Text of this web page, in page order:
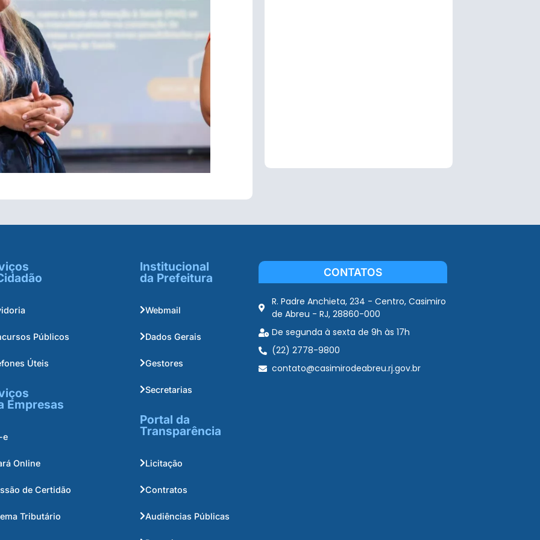
Públicos
Úteis
Empresas
e
Online
de Certidão
Tributário
Institucional
da Prefeitura
Webmail
Dados Gerais
Gestores
Secretarias
Portal da
Transparência
Licitação
Contratos
Audiências Públicas
CONTATOS
R. Padre Anchieta, 234 - Centro, Casimiro
de Abreu - RJ, 28860-000
De segunda à sexta de 9h às 17h
(22) 2778-9800
contato@casimirodeabreu.rj.gov.br